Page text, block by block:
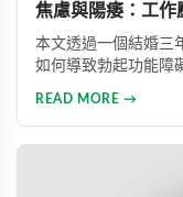
焦慮與陽痿：工作
本文透過一個結婚三
如何導致勃起功能障
READ MORE →